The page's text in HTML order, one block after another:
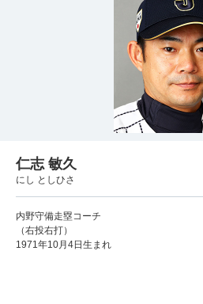
仁志 敏久
にし としひさ
内野守備走塁コーチ
（右投右打）
1971年10月4日生まれ